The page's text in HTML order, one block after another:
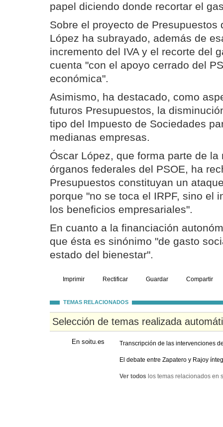
papel diciendo donde recortar el
Sobre el proyecto de Presupuestos
López ha subrayado, además de
incremento del IVA y el recorte del
cuenta "con el apoyo cerrado del
económica".
Asimismo, ha destacado, como
futuros Presupuestos, la
tipo del Impuesto de Sociedades
medianas empresas.
Óscar López, que forma parte de
órganos federales del PSOE, ha
Presupuestos constituyan un
porque "no se toca el IRPF, sino el
los beneficios empresariales".
En cuanto a la financiación
que ésta es sinónimo "de gasto
estado del bienestar".
Imprimir Rectificar Guardar Compartir
TEMAS RELACIONADOS
Selección de temas realizada
En soitu.es Transcripción de las intervenciones
El debate entre Zapatero y Rajoy
Ver todos los temas relacionados en